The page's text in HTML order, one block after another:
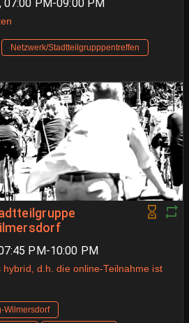
07:00 PM-09:00 PM
Netzwerk/Stadtteilgrupppentreffen
PM-10:00 PM
hybrid, d.h. die online-Teilnahme ist
Wilmersdorf